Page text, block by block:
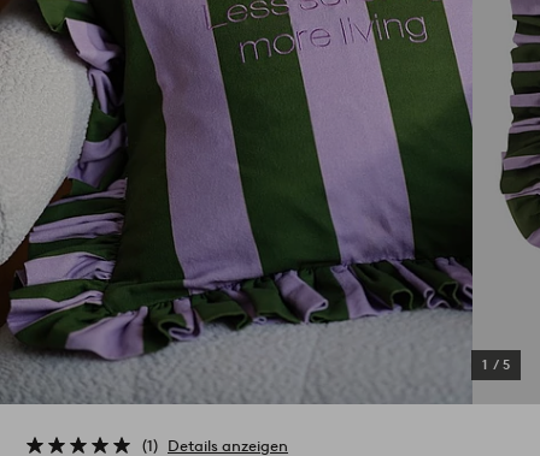
1 / 5
1 Details anzeigen